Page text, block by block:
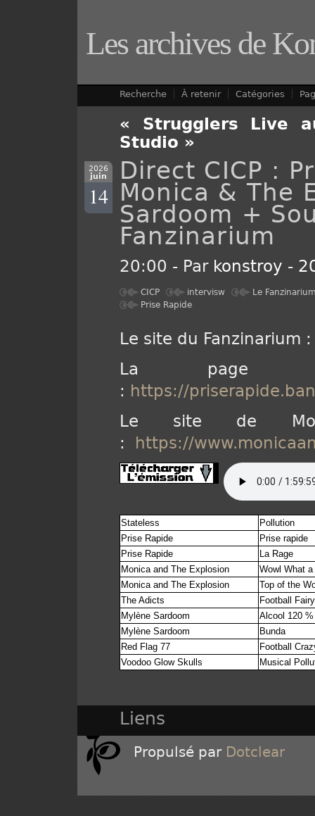
Les archives de
Recherche À retenir Catégories
« Strugglers Live
Studio »
2026
juin
14
Direct CICP :
Monica & The
Sardoom +
Fanzinarium
20:00 - Par konstroy -
CICP intervisw
Le
Prise Rapide
Le site du Fanzinarium
La page
: https://
Le site de
: https://
Stateless
Pollution
Prise Rapide
Prise rapide
Prise Rapide
La Rage
Monica and The Explosion
Wowl What
Monica and The Explosion
Top of the
The Adicts
Football
Mylène Sardoom
Alcool 120 %
Mylène Sardoom
Bunda
Red Flag 77
Football
Voodoo Glow Skulls
Musical
Liens
Propulsé par Dotclear